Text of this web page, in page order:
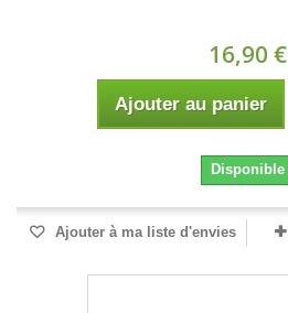
16,90 €
Ajouter au panier
Disponible
Ajouter à ma liste d'envies